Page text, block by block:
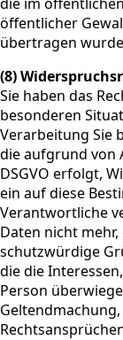
öffentlicher
übertragen
(8)
Sie haben das
besonderen
Verarbeitung Sie
die aufgrund von
DSGVO erfolgt,
ein auf diese
Verantwortliche
Daten nicht
schutzwürdige
die die
Person